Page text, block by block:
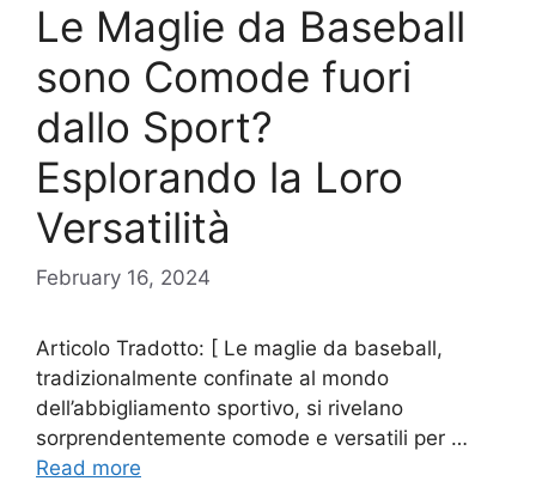
Le Maglie da Baseball
sono Comode fuori
dallo Sport?
Esplorando la Loro
Versatilità
February 16, 2024
Articolo Tradotto: [ Le maglie da baseball,
tradizionalmente confinate al mondo
dell’abbigliamento sportivo, si rivelano
sorprendentemente comode e versatili per …
Read more